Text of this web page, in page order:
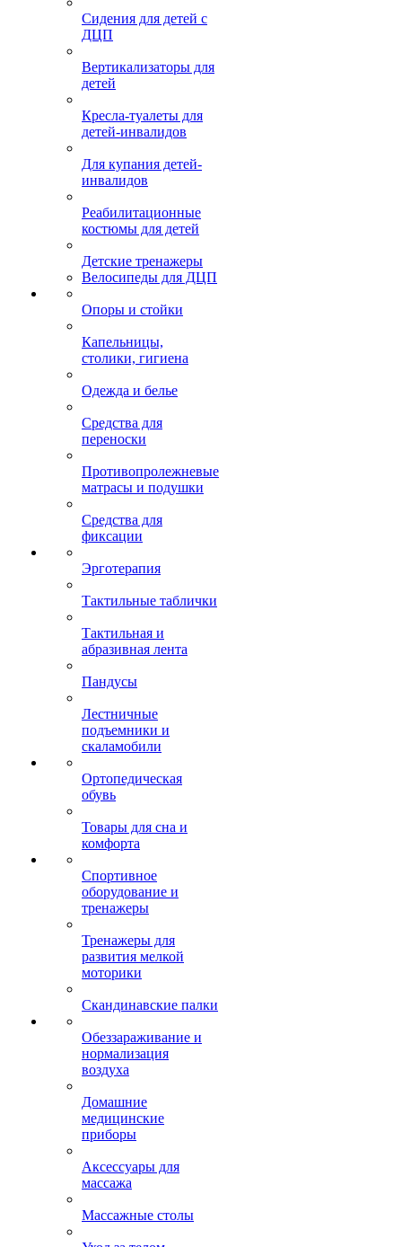
Сидения для детей с
ДЦП
Вертикализаторы для
детей
Кресла-туалеты для
детей-инвалидов
Для купания детей-
инвалидов
Реабилитационные
костюмы для детей
Детские тренажеры
Велосипеды для ДЦП
Опоры и стойки
Капельницы,
столики, гигиена
Одежда и белье
Средства для
переноски
Противопролежневые
матрасы и подушки
Средства для
фиксации
Эрготерапия
Тактильные таблички
Тактильная и
абразивная лента
Пандусы
Лестничные
подъемники и
скаламобили
Ортопедическая
обувь
Товары для сна и
комфорта
Спортивное
оборудование и
тренажеры
Тренажеры для
развития мелкой
моторики
Скандинавские палки
Обеззараживание и
нормализация
воздуха
Домашние
медицинские
приборы
Аксессуары для
массажа
Массажные столы